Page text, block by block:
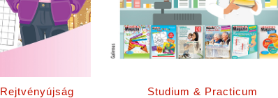
Studium & Practicum